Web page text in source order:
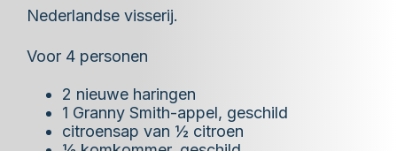
Nederlandse visserij.
Voor 4 personen
2 nieuwe haringen
1 Granny Smith-appel, geschild
citroensap van ½ citroen